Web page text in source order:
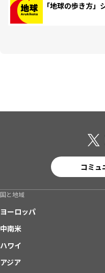
「地球の歩き方」
コミュ
国と地域
ヨーロッパ
中南米
ハワイ
アジア